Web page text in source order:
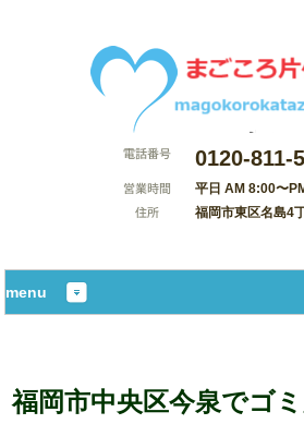
0120-811-
平日 AM 8:00〜
福岡市東区名島4
menu
福岡市中央区今泉でゴ